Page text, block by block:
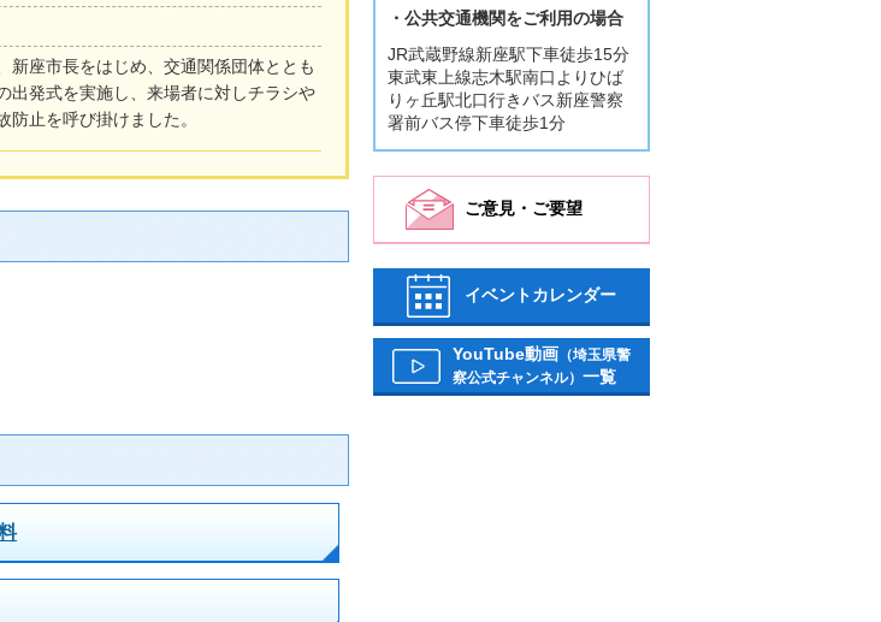
新座市長をはじめ、交通関係団体ととも
出発式を実施し、来場者に対しチラシや
止を呼び掛けました。
・公共交通機関をご利用の場合
JR武蔵野線新座駅下車徒歩15分
東武東上線志木駅南口よりひば
りヶ丘駅北口行きバス新座警察
署前バス停下車徒歩1分
ご意見・ご要望
イベントカレンダー
YouTube動画 （埼玉県警
察公式チャンネル） 一覧